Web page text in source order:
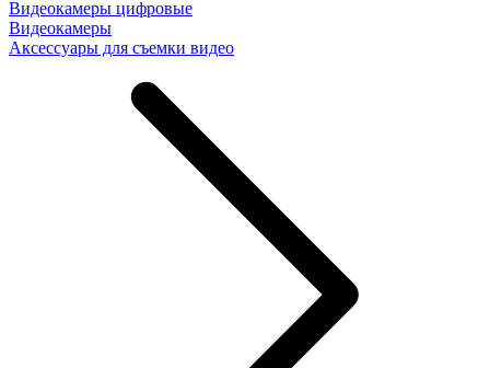
Видеокамеры цифровые
Видеокамеры
Аксессуары для съемки видео